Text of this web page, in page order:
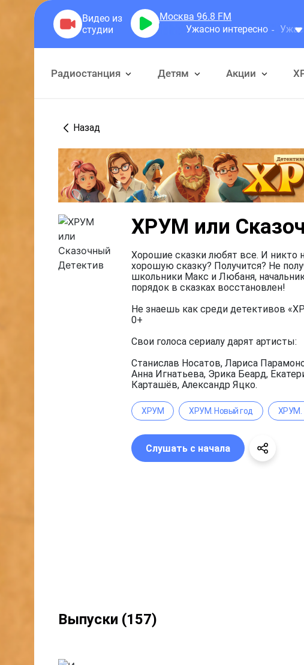
Москва 96.8 FM
Ужасно интересно
Ужасно
Радиостанция Детям Акции
Назад
ХРУМ или
Хорошие сказки любят все. И никто
хорошую сказку? Получится? Не
школьники Макс и Любаня,
порядок в сказках восстановлен!
Не знаешь как среди детективов
0+
Свои голоса сериалу дарят артисты:
Станислав Носатов, Лариса
Анна Игнатьева, Эрика Беард,
Карташёв, Александр Яцко.
ХРУМ ХРУМ. Новый год ХРУМ.
Слушать с начала
Выпуски (157)